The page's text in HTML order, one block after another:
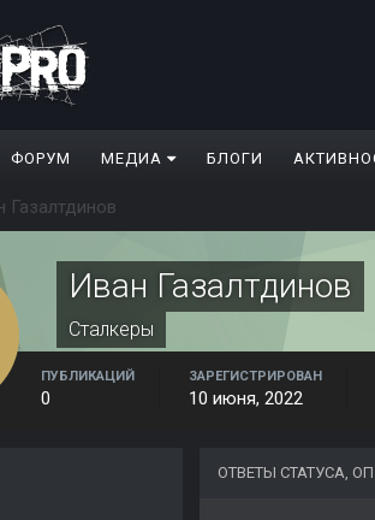
ФОРУМ МЕДИА БЛОГИ
Газалтдинов
Иван Газалтдинов
Сталкеры
ПУБЛИКАЦИЙ
0
ЗАРЕГИСТРИРОВАН
10 июня, 2022
ОТВЕТЫ СТАТУСА,